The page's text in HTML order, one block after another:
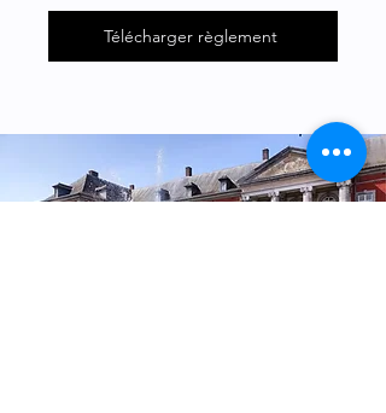
Télécharger règlement